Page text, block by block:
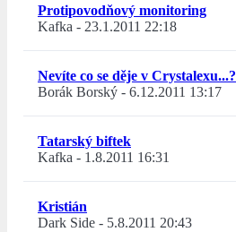
Protipovodňový monitoring
Kafka - 23.1.2011 22:18
Nevíte co se děje v Crystalexu...?
Borák Borský - 6.12.2011 13:17
Tatarský biftek
Kafka - 1.8.2011 16:31
Kristián
Dark Side - 5.8.2011 20:43